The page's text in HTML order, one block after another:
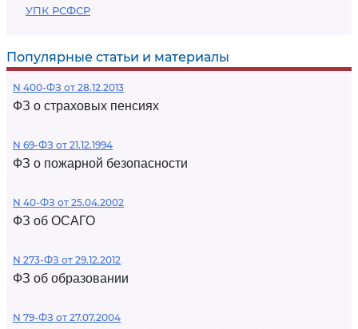
УПК РСФСР
Популярные статьи и материалы
N 400-ФЗ от 28.12.2013
ФЗ о страховых пенсиях
N 69-ФЗ от 21.12.1994
ФЗ о пожарной безопасности
N 40-ФЗ от 25.04.2002
ФЗ об ОСАГО
N 273-ФЗ от 29.12.2012
ФЗ об образовании
N 79-ФЗ от 27.07.2004